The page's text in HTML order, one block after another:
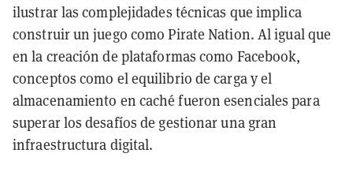
ilustrar las complejidades técnicas que implica
construir un juego como Pirate Nation. Al igual que
en la creación de plataformas como Facebook,
conceptos como el equilibrio de carga y el
almacenamiento en caché fueron esenciales para
superar los desafíos de gestionar una gran
infraestructura digital.